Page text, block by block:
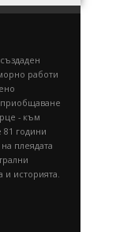
работи
приобщаване
- към
години
плеядата
и историята.